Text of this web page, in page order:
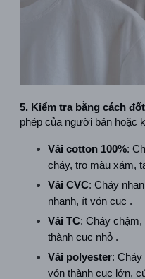
5. Kiểm tra bằng cách
phép của người bán hoặc
Vải cotton 100%:
cháy, tro màu xám,
Vải CVC: Cháy
nhanh, ít vón cục .
Vải TC: Cháy
thành cục nhỏ .
Vải polyester:
vón thành cục lớn,